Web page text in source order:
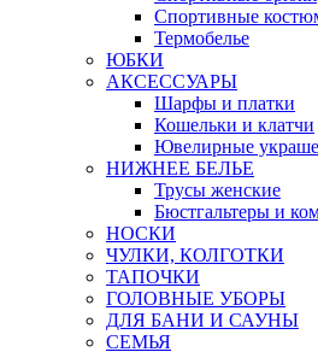
Спортивные
Термобелье
ЮБКИ
AКСЕССУАРЫ
Шарфы и платки
Кошельки и клатчи
Ювелирные
НИЖНЕЕ БЕЛЬЕ
Трусы женские
Бюстгальтеры и
НОСКИ
ЧУЛКИ, КОЛГОТКИ
ТАПОЧКИ
ГОЛОВНЫЕ УБОРЫ
ДЛЯ БАНИ И САУНЫ
СЕМЬЯ